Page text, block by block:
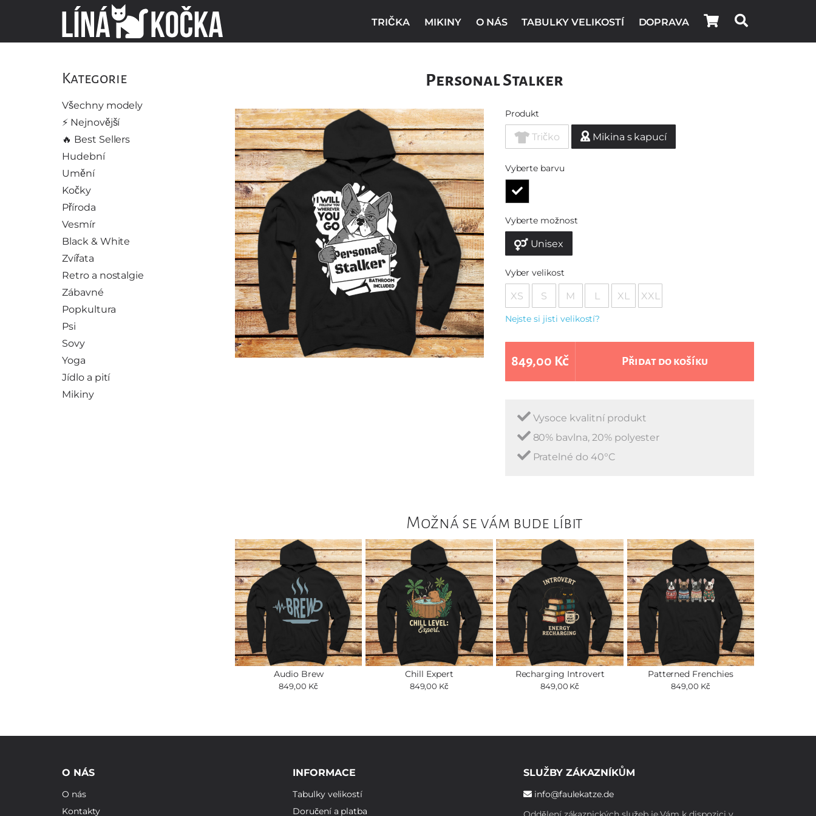
TRIČKA MIKINY O NÁS TABULKY VELIKOSTÍ DOPRAVA
Kategorie
Všechny modely
⚡️ Nejnovější
🔥 Best Sellers
Hudební
Umění
Kočky
Příroda
Vesmír
Black & White
Zvířata
Retro a nostalgie
Zábavné
Popkultura
Psi
Sovy
Yoga
Jídlo a pití
Mikiny
Personal Stalker
Produkt
Tričko Mikina s kapucí
Vyberte barvu
Vyberte možnost
Unisex
Vyber velikost
XS S M L XL XXL
Nejste si jisti velikostí?
849,00 Kč Přidat do košíku
Vysoce kvalitní produkt
80% bavlna, 20% polyester
Pratelné do 40°C
Možná se vám bude líbit
Audio Brew
849,00 Kč
Chill Expert
849,00 Kč
Recharging Introvert
849,00 Kč
Patterned Frenchies
849,00 Kč
O NÁS
O nás
Kontakty
INFORMACE
Tabulky velikostí
Doručení a platba
SLUŽBY ZÁKAZNÍKŮM
info@faulekatze.de